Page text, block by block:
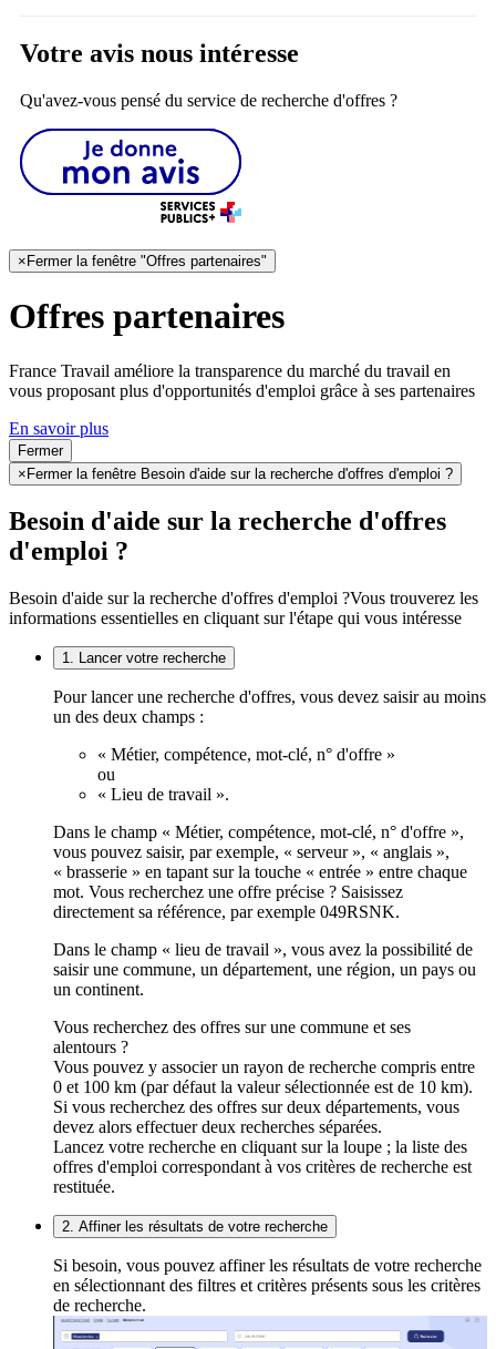
Votre avis nous intéresse
Qu'avez-vous pensé du service de recherche d'offres ?
×Fermer la fenêtre "Offres partenaires"
Offres partenaires
France Travail améliore la transparence du marché du travail en
vous proposant plus d'opportunités d'emploi grâce à ses partenaires
En savoir plus
Fermer
×Fermer la fenêtre Besoin d'aide sur la recherche d'offres d'emploi ?
Besoin d'aide sur la recherche d'offres
d'emploi ?
Besoin d'aide sur la recherche d'offres d'emploi ?Vous trouverez les
informations essentielles en cliquant sur l'étape qui vous intéresse
1. Lancer votre recherche
Pour lancer une recherche d'offres, vous devez saisir au moins
un des deux champs :
« Métier, compétence, mot-clé, n° d'offre »
ou
« Lieu de travail ».
Dans le champ « Métier, compétence, mot-clé, n° d'offre »,
vous pouvez saisir, par exemple, « serveur », « anglais »,
« brasserie » en tapant sur la touche « entrée » entre chaque
mot. Vous recherchez une offre précise ? Saisissez
directement sa référence, par exemple 049RSNK.
Dans le champ « lieu de travail », vous avez la possibilité de
saisir une commune, un département, une région, un pays ou
un continent.
Vous recherchez des offres sur une commune et ses
alentours ?
Vous pouvez y associer un rayon de recherche compris entre
0 et 100 km (par défaut la valeur sélectionnée est de 10 km).
Si vous recherchez des offres sur deux départements, vous
devez alors effectuer deux recherches séparées.
Lancez votre recherche en cliquant sur la loupe ; la liste des
offres d'emploi correspondant à vos critères de recherche est
restituée.
2. Affiner les résultats de votre recherche
Si besoin, vous pouvez affiner les résultats de votre recherche
en sélectionnant des filtres et critères présents sous les critères
de recherche.